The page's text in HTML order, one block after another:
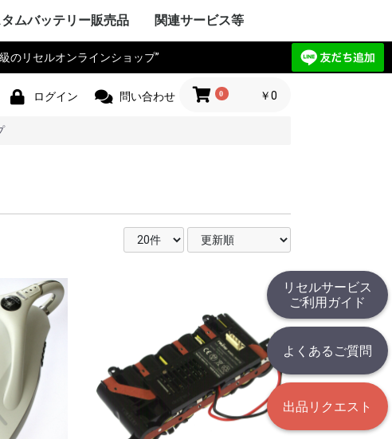
リセルサービス
ご利用ガイド
よくあるご質問
出品リクエスト
SONY VAIO
ニック
TOSHIBA
ル Apple Mac
CASIO
ー Victor
日本電気
ック Compaq
プ SHARP
DELL
MITSUBISHI
ューレット・パ
ド
ゲートウェ
HITACHI
Fujitsu
ー SANYO
エイサー
AKIA
エーオープン
アサス
セルボ
ン EPSON
iiyamaサムソン
Lenovo
KOHJINSHA
コンピュータ
ヨー ソーテッ
フロンティ
ロソフト
OTHER
ン TOPCON
SOKKIA
Nikon JEC
ックス PENTAX
YOKOGAWA
Leica
パス OLYMPUS
ブル Trimble
ラ Fujikura
計測 TAMAYA
OTHERマイクロニ
ライカ
HITACHI
計測器
フルーク
ロニクス
ューレット・パ
ド
Zoller+Frohlich
機 YOKOGAWA
日本無線
ボッシュ
機
ンス KEYENCE
ツ Anritsu
パス OLYMPUS
機 SANYO
TOSHIBA
ン omron
ミノルタ
NEC
ニコン
フジクラ
ップス Philips
OTHER
makita
日立工機
ニック電工
京セラ
リョービ
ボッシュ
ヒルティー
IZUMI マクセ
TOSHIBA
マックスデウォルト
ドレメル
カクタス
ロブテックス
エクセン
精機 IKURA
DAIA
ブラ
デッカー
スナップオン
ソールランド
Rand
SUBARU
MAN アースマ
ク PAOCK
Cable
ー SHINKO
スチール
ストライカー
オーボット
レッキス
OTHER
気工業
工
機
ハイネ
モリタ製作所
ロテック
エナックス
富士フイル
機
工業
ラ Fujikura
ニック電工 松
アズビル azbil
YAMAHA
ストン
ニック
ター技研
HONDA 本田
ー SANYO
MIYATA
イクル
LIFE
SUZUKI
Hodaka
SHIMANO
ー YANMAR
商
ウジャパン
スモバイリー
MOBILLY
キ Kawasaki
アント GIANT
OTHER
SONY
イ・ディー・エ
ニック
コメット
プ SHARP
ー Victor JVC
アントン
ー
コダック
ニコン
ン CANON
イド Polaroid
ライカペンタックス
富士フイル
パス OLYMPUS
ミノルタ
MINOLTA
シーアンド
シュアイ
ナイツ
・ツァイス
興和京セラ
サージテル
SIGMAポラリオ
TOSHIBA
リコー
OTHER
ニケーションロ
ナオ
ル Apple
SONY
ニア
ニック
プ SHARP
CASIO
ン EPSON
KYOCERA
TOSHIBAケンウッ
オンキョー
テクニクス
ベンキュー
バードロジクー
TASCAM
technica
ビクター
デノン
ローランド
OTHER
DOCOMO
HITACHI
ューレット・パ
ド
プ SHARP
Fujitsu
ニック
CASIO
TOSHIBA
ソニー
アップル
ファーウェイ
OTHER
ン CITIZEN
ックス PENTAX
ン EPSON
ン CANON
ー工業 brother
ューレット・パ
ド
パス OLYMPUS
ニック
ック
イコーインスツ
ー電子
機
ス MAX
CASIO
精密
リメックス
OTHER
子工業ENERGY
パナソニ
オーデータ
クス ENAX
ァロー・コクヨ
サプライ
ン Nipron
ワーソリューシ
JAPAN
OTHER
ム Icom
機 MITSUBISHI
ニック
ッド
TOSHIBA
無線 YAESU
Fujitsuモトロー
STANDARD
ダード
HITACHI
日本電気
ニア
ー Victor
日本無線機
工業 OKI
ンコ ALINCO
信機
本無線機
信工業
信機 IWATSU
プ SHARP
ニテック
ツ Anritsu
ー SANYO
ム
信
日本電信電話
コモ
KYOCERA
OTHER
双葉電子工業
極東開
型サンワ
リー (旧 東京電
)
工
パナソニ
松下電工
レーン
機 Kinryo
ツ Anritsu
業
OTHER
セグウェイ
ン CANON
ーDENSO
無線 YAESU
ン EPSON
ンフロンティア
CASIO
プ SHARP
ック
ー
ニック
日通工
Fujitsu
ンス KEYENCE
ーラ
コムデザイン
OTHER
ソニーパナソニ
ルボッシュ
コムテック
トライウイン
ガーミン
セイワセルスタ
パイオニア
OTHER
プ SHARP
ン Dyson
クアンドデッカ
ツインバー
ニック ナショ
ソン
ー SANYO
HITACHI
TOSHIBA
技研
& DECKER
ュ BOSCH
ガイズ
トエイム 環境
makita
レイコップ
ャー KARCHER
スオーヤマ
アンカー
OTHER
ニックモトロー
HITACHI
通信機
ン
ム
日本電気
TOSHIBA
SONY
OTHER
ニック電工
イテック
池
HITACHI
機 MITSUBISHI
機 DAIKO
リック
気
日本電気
ソフトエナジ
電機
クター
アサ
機 SANYO
池
スメルコテック
スサフト
OTHER
ニック
SANYO・サン
ソフトエナジ
フト ジーエスサ
ルコテック
ー SEIKO
INAXナブテスコ
ツインバー
OTHER
ン
カシオ
イコーインスツ
キャノン
シャープ
JIM キングジム
パナソニ
OTHER
トリア アイエピ
ブラウン
フィリップス
ウォール
カピラス
パナソニ
松下
三洋電機
ルオムロン
ツインバー
電機
ムバッテリー販売品 関連サービス等
（サンプル送付申込）
見積（送付申込）
販売品
回収
のリセルオンラインショップ”
ログイン 問い合わせ 0 ￥0